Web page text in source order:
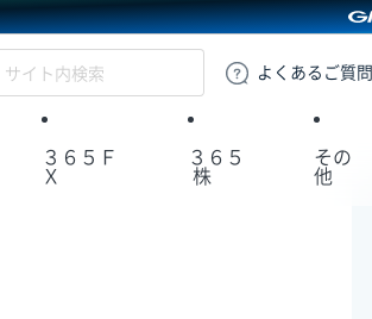
GMOクリック証券
よくある ご質問
３６５Ｆ
Ｘ
３６５
株
その
他